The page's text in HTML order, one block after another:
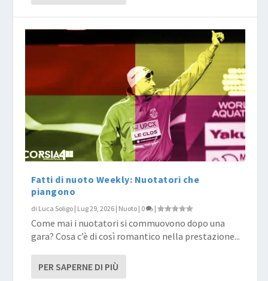
Fatti di nuoto Weekly: Nuotatori che
piangono
di Luca Soligo | Lug 29, 2026 | Nuoto | 0 |
Come mai i nuotatori si commuovono dopo una
gara? Cosa c’è di così romantico nella prestazione...
PER SAPERNE DI PIÙ